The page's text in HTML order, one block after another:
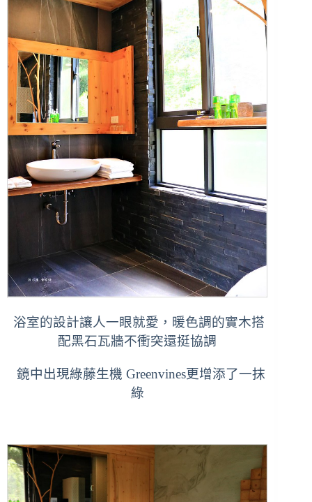
浴室的設計讓人一眼就愛，暖色調的實木搭
配黑石瓦牆不衝突還挺協調
鏡中出現綠藤生機 Greenvines更增添了一抹
綠